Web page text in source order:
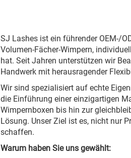
SJ Lashes ist ein führender OEM-/
Volumen-Fächer-Wimpern,
hat. Seit Jahren unterstützen wir
Handwerk mit herausragender
Wir sind spezialisiert auf echte
die Einführung einer einzigartigen
Wimpernboxen bis hin zur
Lösung. Unser Ziel ist es, nicht nur
schaffen.
Warum haben Sie uns gewählt: